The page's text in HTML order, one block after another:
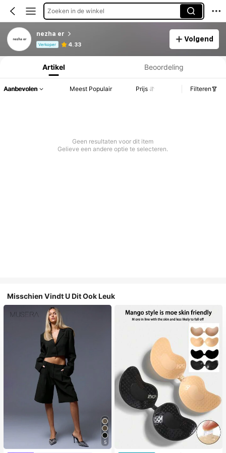
Zoeken in de winkel
nezha er
Verkoper 4.33
Volgend
Productinformatie: Prijsopenbaring, Verkoop- en Voorraadgegevens.
Artikel Beoordeling
Aanbevolen Meest Populair Prijs Filteren
Geen resultaten voor dit item
Gelieve een andere optie te selecteren.
Misschien Vindt U Dit Ook Leuk
5